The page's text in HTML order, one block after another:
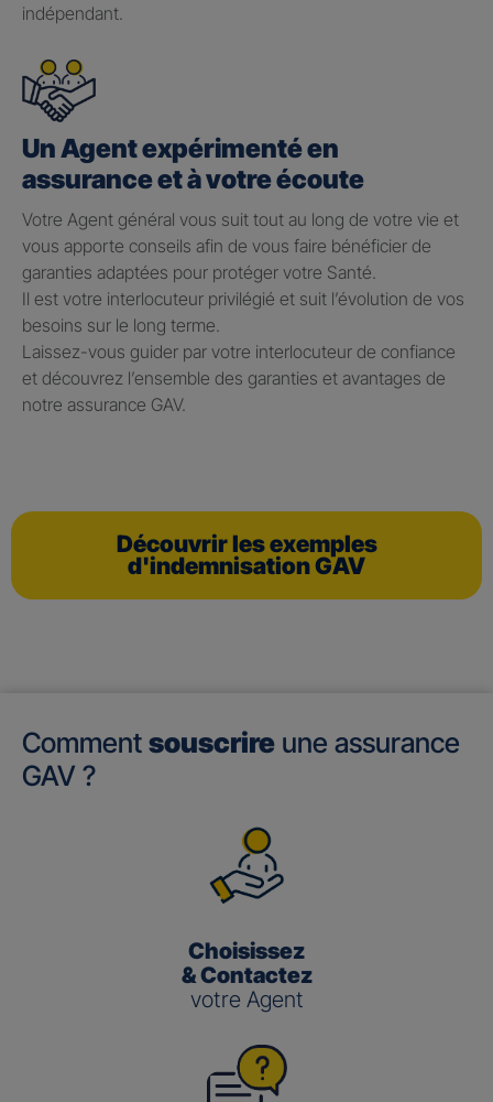
indépendant.
Un Agent expérimenté en
assurance et à votre écoute
Votre Agent général vous suit tout au long de votre vie et
vous apporte conseils afin de vous faire bénéficier de
garanties adaptées pour protéger votre Santé.
Il est votre interlocuteur privilégié et suit l’évolution de vos
besoins sur le long terme.
Laissez-vous guider par votre interlocuteur de confiance
et découvrez l’ensemble des garanties et avantages de
notre assurance GAV.
Découvrir les exemples
d'indemnisation GAV
Comment souscrire une assurance
GAV ?
Choisissez
& Contactez
votre Agent